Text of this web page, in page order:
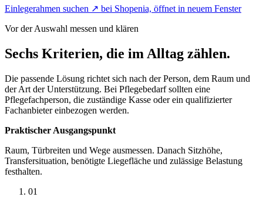
Einlegerahmen suchen ↗ bei Shopenia, öffnet in neuem Fenster
Vor der Auswahl messen und klären
Sechs Kriterien, die im Alltag zählen.
Die passende Lösung richtet sich nach der Person, dem Raum und
der Art der Unterstützung. Bei Pflegebedarf sollten eine
Pflegefachperson, die zuständige Kasse oder ein qualifizierter
Fachanbieter einbezogen werden.
Praktischer Ausgangspunkt
Raum, Türbreiten und Wege ausmessen. Danach Sitzhöhe,
Transfersituation, benötigte Liegefläche und zulässige Belastung
festhalten.
01